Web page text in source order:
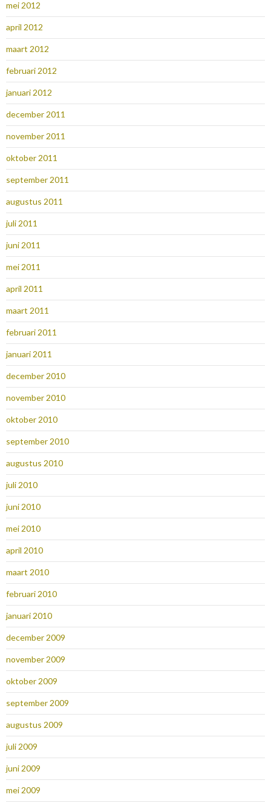
mei 2012
april 2012
maart 2012
februari 2012
januari 2012
december 2011
november 2011
oktober 2011
september 2011
augustus 2011
juli 2011
juni 2011
mei 2011
april 2011
maart 2011
februari 2011
januari 2011
december 2010
november 2010
oktober 2010
september 2010
augustus 2010
juli 2010
juni 2010
mei 2010
april 2010
maart 2010
februari 2010
januari 2010
december 2009
november 2009
oktober 2009
september 2009
augustus 2009
juli 2009
juni 2009
mei 2009